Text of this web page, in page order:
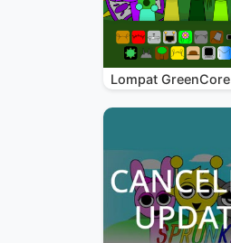
Lompat GreenCore